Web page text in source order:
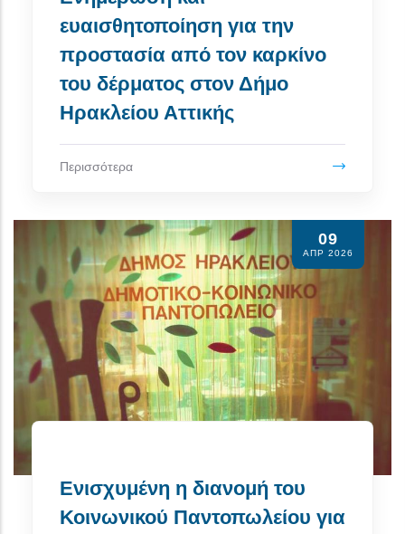
ευαισθητοποίηση για την
προστασία από τον καρκίνο
του δέρματος στον Δήμο
Ηρακλείου Αττικής
Περισσότερα
09
ΑΠΡ 2026
Ενισχυμένη η διανομή του
Κοινωνικού Παντοπωλείου για